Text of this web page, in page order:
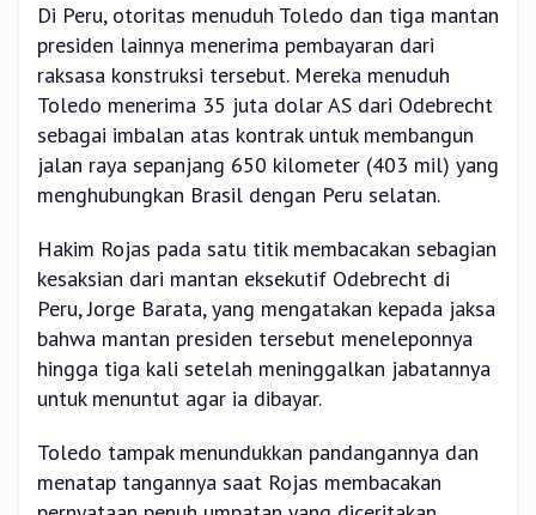
Di Peru, otoritas menuduh Toledo dan tiga mantan
presiden lainnya menerima pembayaran dari
raksasa konstruksi tersebut. Mereka menuduh
Toledo menerima 35 juta dolar AS dari Odebrecht
sebagai imbalan atas kontrak untuk membangun
jalan raya sepanjang 650 kilometer (403 mil) yang
menghubungkan Brasil dengan Peru selatan.
Hakim Rojas pada satu titik membacakan sebagian
kesaksian dari mantan eksekutif Odebrecht di
Peru, Jorge Barata, yang mengatakan kepada jaksa
bahwa mantan presiden tersebut meneleponnya
hingga tiga kali setelah meninggalkan jabatannya
untuk menuntut agar ia dibayar.
Toledo tampak menundukkan pandangannya dan
menatap tangannya saat Rojas membacakan